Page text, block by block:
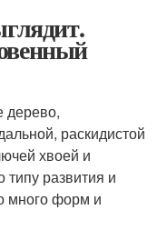
дерево,
раскидистой
хвоей и
типу развития и
много форм и